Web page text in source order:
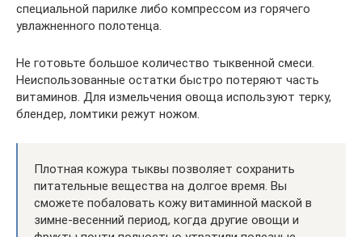
специальной парилке либо компрессом из горячего
увлажненного полотенца.
Не готовьте большое количество тыквенной смеси.
Неиспользованные остатки быстро потеряют часть
витаминов. Для измельчения овоща используют терку,
блендер, ломтики режут ножом.
Плотная кожура тыквы позволяет сохранить
питательные вещества на долгое время. Вы
сможете побаловать кожу витаминной маской в
зимне-весенний период, когда другие овощи и